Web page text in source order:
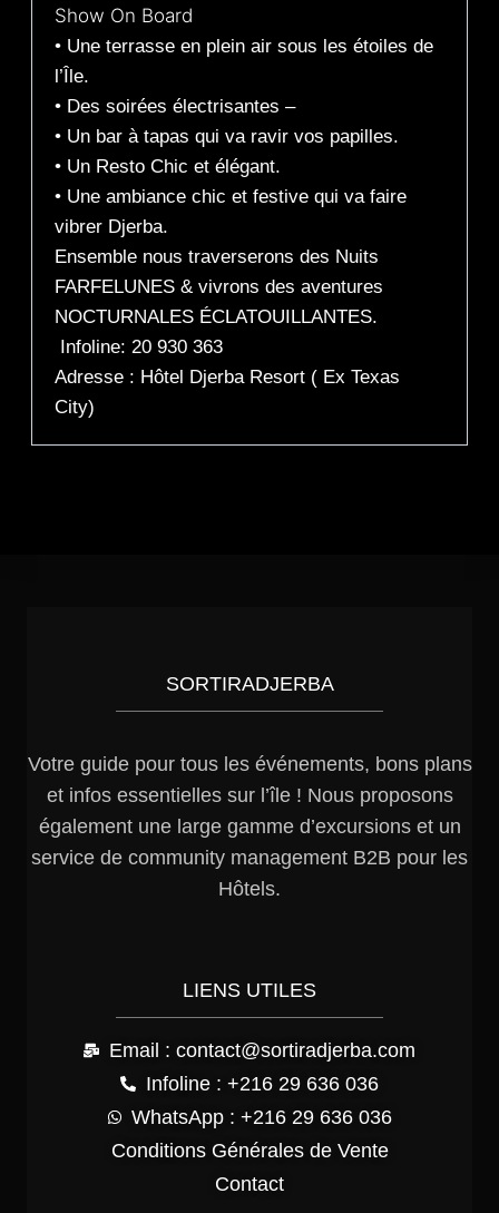
Show On Board
• Une terrasse en plein air sous les étoiles de
l’Île.
• Des soirées électrisantes –
• Un bar à tapas qui va ravir vos papilles.
• Un Resto Chic et élégant.
• Une ambiance chic et festive qui va faire
vibrer Djerba.
Ensemble nous traverserons des Nuits
FARFELUNES & vivrons des aventures
NOCTURNALES ÉCLATOUILLANTES.
Infoline: 20 930 363
Adresse : Hôtel Djerba Resort ( Ex Texas
City)
SORTIRADJERBA
Votre guide pour tous les événements, bons plans
et infos essentielles sur l’île ! Nous proposons
également une large gamme d’excursions et un
service de community management B2B pour les
Hôtels.
LIENS UTILES
Email : contact@sortiradjerba.com
Infoline : +216 29 636 036
WhatsApp : +216 29 636 036
Conditions Générales de Vente
Contact